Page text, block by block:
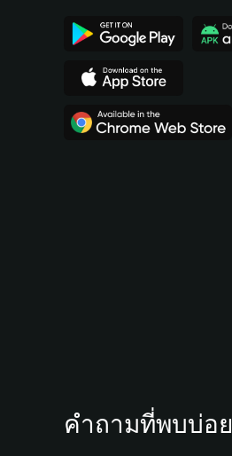
Português (Brasil)
คำถามที่พบบ่อย